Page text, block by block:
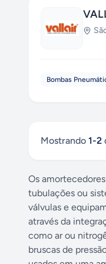
Bombas
Mostrando 1-2
Os
tubulações ou
válvulas e
através da
como ar ou
bruscas de